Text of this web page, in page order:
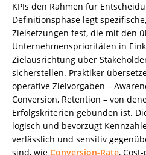
KPIs den Rahmen für
Definitionsphase legt
Zielsetzungen fest, die mit den
Unternehmensprioritäten in
Zielausrichtung über
sicherstellen. Praktiker
operative Zielvorgaben –
Conversion, Retention – von
Erfolgskriterien gebunden ist.
logisch und bevorzugt
verlässlich und sensitiv
sind, wie Conversion-Rate,